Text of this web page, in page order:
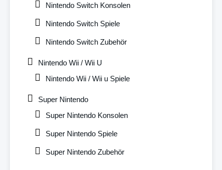
Nintendo Switch Konsolen
Nintendo Switch Spiele
Nintendo Switch Zubehör
Nintendo Wii / Wii U
Nintendo Wii / Wii u Spiele
Super Nintendo
Super Nintendo Konsolen
Super Nintendo Spiele
Super Nintendo Zubehör